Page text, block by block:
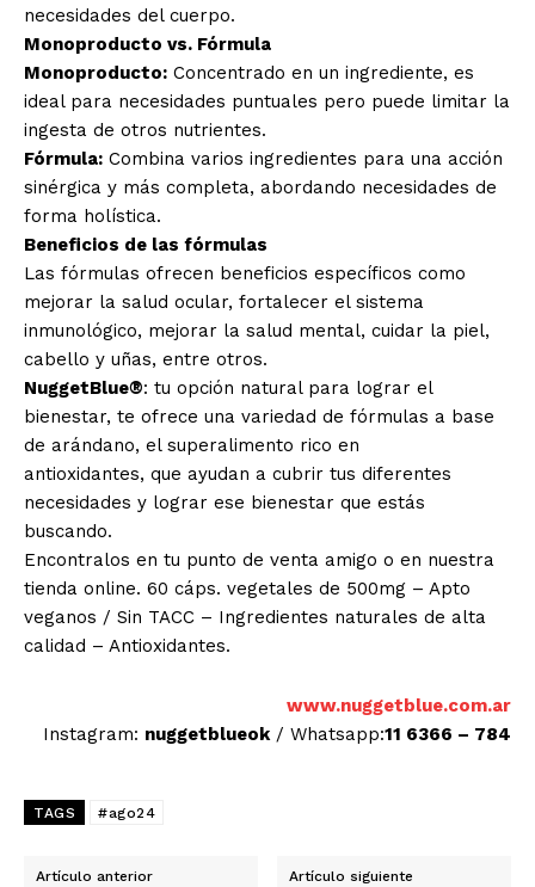
necesidades del cuerpo.
Monoproducto vs. Fórmula
Monoproducto: Concentrado en un ingrediente, es
ideal para necesidades puntuales pero puede limitar la
ingesta de otros nutrientes.
Fórmula: Combina varios ingredientes para una acción
sinérgica y más completa, abordando necesidades de
forma holística.
Beneficios de las fórmulas
Las fórmulas ofrecen beneficios específicos como
mejorar la salud ocular, fortalecer el sistema
inmunológico, mejorar la salud mental, cuidar la piel,
cabello y uñas, entre otros.
NuggetBlue®: tu opción natural para lograr el
bienestar, te ofrece una variedad de fórmulas a base
de arándano, el superalimento rico en
antioxidantes, que ayudan a cubrir tus diferentes
necesidades y lograr ese bienestar que estás
buscando.
Encontralos en tu punto de venta amigo o en nuestra
tienda online. 60 cáps. vegetales de 500mg – Apto
veganos / Sin TACC – Ingredientes naturales de alta
calidad – Antioxidantes.
www.nuggetblue.com.ar
Instagram: nuggetblueok/ Whatsapp:11 6366 – 784
TAGS #ago24
Artículo anterior Artículo siguiente